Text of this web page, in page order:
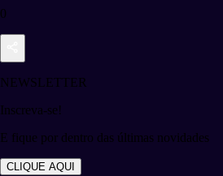
0
NEWSLETTER
Inscreva-se!
E fique por dentro das últimas novidades
CLIQUE AQUI